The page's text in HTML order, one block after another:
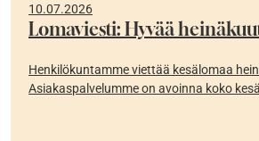
10.07.2026
Lomaviesti: Hyvää
Henkilökuntamme viettää kesälomaa
Asiakaspalvelumme on avoinna koko